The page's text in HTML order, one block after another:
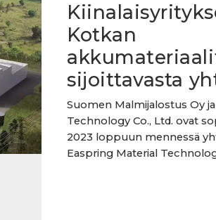
Kotkan
sijoittavasta
Suomen Malmijalostus Oy
Technology Co., Ltd. ovat
2023 loppuun mennessä
Easpring Material